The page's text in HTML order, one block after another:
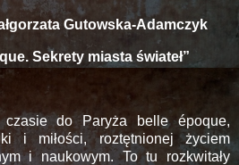
Gutowska-Adamczyk
Sekrety miasta świateł”
do Paryża belle époque,
i miłości, roztętnionej życiem
i naukowym. To tu rozkwitały